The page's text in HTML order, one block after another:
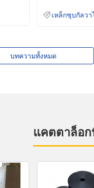
เหล็กชุบกัลวา
บทความทั้งหมด
แคตตาล็อ